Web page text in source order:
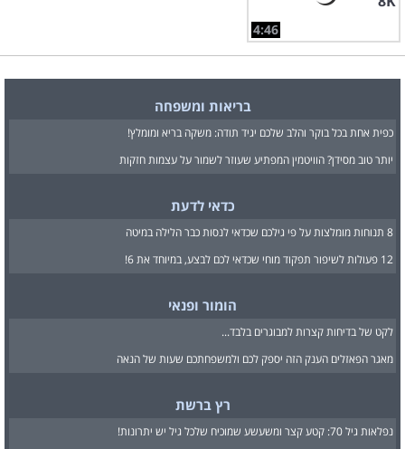
4:46
בריאות ומשפחה
כפית אחת בכל בוקר והלב שלכם יגיד תודה: משקה בריא ומומלץ!
יותר טוב מסידן? הוויטמין המפתיע שעוזר לשמור על עצמות חזקות
כדאי לדעת
8 תנוחות מומלצות על פי גילכם שכדאי לנסות כבר הלילה במיטה
12 פעולות לשיפור תפקוד מוחי שכדאי לכם לבצע, במיוחד את 6!
הומור ופנאי
לקט של בדיחות קצרות למבוגרים בלבד...
מאגר הפאזלים הענק הזה יספק לכם ולמשפחתכם שעות של הנאה
רץ ברשת
נפלאות גיל 70: קטע קצר ומשעשע שמוכיח שלכל גיל יש יתרונות!